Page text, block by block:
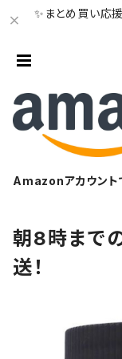
✨まとめ買い応
Amazonアカウント
朝8時まで
送！